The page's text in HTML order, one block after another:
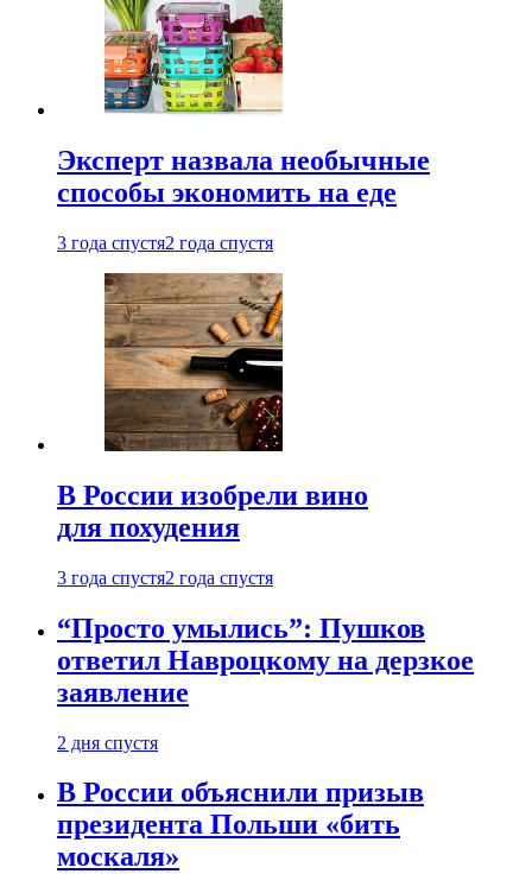
Эксперт назвала необычные
способы экономить на еде
3 года спустя2 года спустя
В России изобрели вино
для похудения
3 года спустя2 года спустя
“Просто умылись”: Пушков
ответил Навроцкому на дерзкое
заявление
2 дня спустя
В России объяснили призыв
президента Польши «бить
москаля»